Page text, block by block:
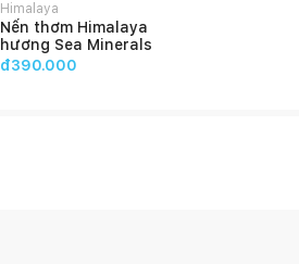
Himalaya
Nến thơm Himalaya
hương Sea Minerals
đ390.000